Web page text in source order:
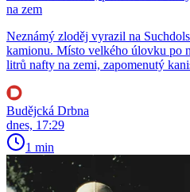
na zem
Neznámý zloděj vyrazil na
kamionu. Místo velkého úlovku po
litrů nafty na zemi, zapomenutý
Budějcká Drbna
dnes, 17:29
1 min